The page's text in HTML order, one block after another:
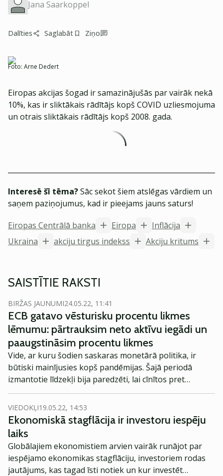
Jana Saarkoppel
Dalīties Saglabāt Ziņo
Foto: Arne Dedert
Eiropas akcijas šogad ir samazinājušās par vairāk nekā
10%, kas ir sliktākais rādītājs kopš COVID uzliesmojuma
un otrais sliktākais rādītājs kopš 2008. gada.
Interesē šī tēma?Sāc sekot šiem atslēgas vārdiem un
saņem paziņojumus, kad ir pieejams jauns saturs!
Eiropas Centrālā banka
Eiropa
Inflācija
Ukraina
akciju tirgus indekss Akciju kritums
SAISTĪTIE RAKSTI
BIRŽAS JAUNUMI24.05.22, 11:41
ECB gatavo vēsturisku procentu likmes
lēmumu: pārtrauksim neto aktīvu iegādi un
paaugstināsim procentu likmes
Vide, ar kuru šodien saskaras monetārā politika, ir
būtiski mainījusies kopš pandēmijas. Šajā periodā
izmantotie līdzekļi bija paredzēti, lai cīnītos pret
pastāvīgi zemo inflāciju, un tie vairs nav aktuāli.
VIEDOKĻI19.05.22, 14:53
Ekonomiskā stagflācija ir investoru iespēju
laiks
Globālajiem ekonomistiem arvien vairāk runājot par
iespējamo ekonomikas stagflāciju, investoriem rodas
jautājums, kas tagad īsti notiek un kur investēt